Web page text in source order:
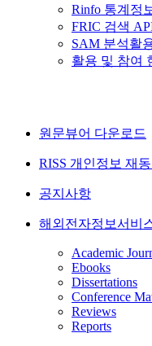
Rinfo 통계정
FRIC 검색
SAM 분석활
활용 및 참여
원문뷰어 다운로드
RISS 개인정보 재동
공지사항
해외전자정보서비
Academic
Ebooks
Dissertations
Conference
Reviews
Reports